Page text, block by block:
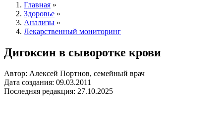
Главная »
Здоровье »
Анализы »
Лекарственный мониторинг
Дигоксин в сыворотке крови
Автор: Алексей Портнов, семейный врач
Дата создания: 09.03.2011
Последняя редакция: 27.10.2025